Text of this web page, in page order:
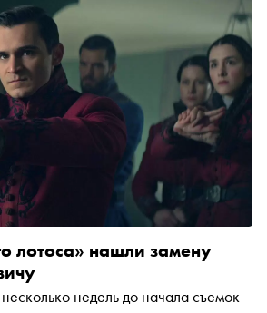
лотоса» нашли замену
недель до начала съемок